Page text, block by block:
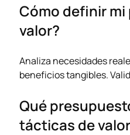
Cómo definir
valor?
Analiza necesidades
beneficios tangibles.
Qué
tácticas de